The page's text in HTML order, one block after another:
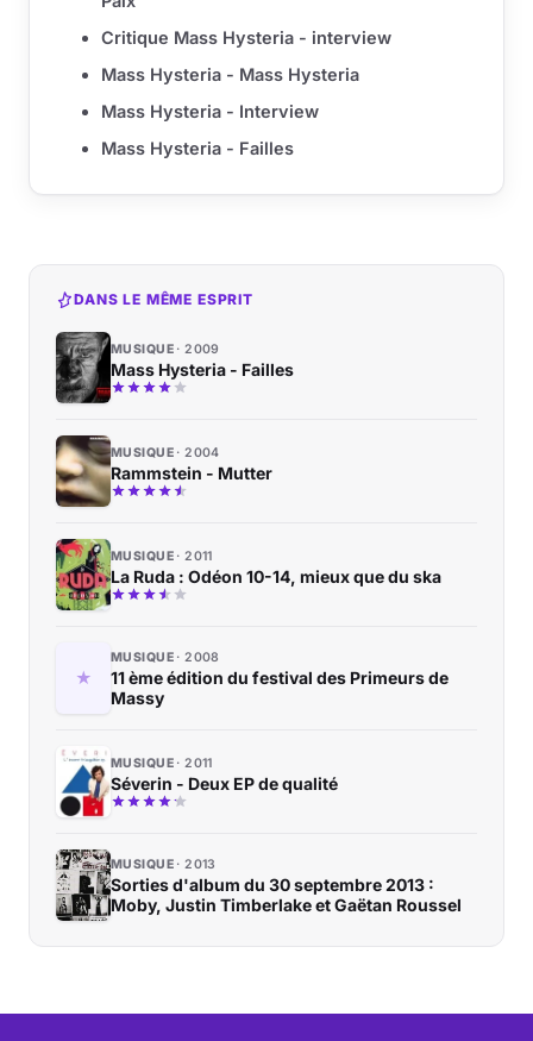
Critique Mass Hysteria - interview
Mass Hysteria - Mass Hysteria
Mass Hysteria - Interview
Mass Hysteria - Failles
DANS LE MÊME ESPRIT
MUSIQUE 2009
Mass Hysteria - Failles
MUSIQUE 2004
Rammstein - Mutter
MUSIQUE 2011
La Ruda : Odéon 10-14, mieux que du ska
MUSIQUE 2008
11 ème édition du festival des Primeurs de
Massy
MUSIQUE 2011
Séverin - Deux EP de qualité
MUSIQUE 2013
Sorties d'album du 30 septembre 2013 :
Moby, Justin Timberlake et Gaëtan Roussel